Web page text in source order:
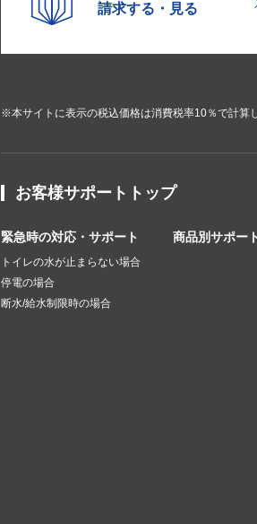
請求する・見る
※本サイトに表示の税込価格は消費税率10％で計算
お客様サポートトップ
緊急時の対応・サポート
トイレの水が止まらない場合
停電の場合
断水/給水制限時の場合
商品別サポート